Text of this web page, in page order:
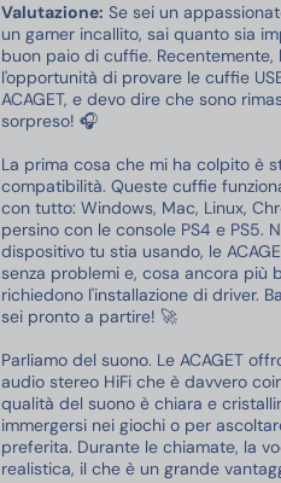
Valutazione: Se sei un
un gamer incallito, sai quanto sia
buon paio di cuffie. Recentemente,
l'opportunità di provare le cuffie
ACAGET, e devo dire che sono
sorpreso! 🎧
La prima cosa che mi ha colpito è
compatibilità. Queste cuffie
con tutto: Windows, Mac, Linux,
persino con le console PS4 e PS5.
dispositivo tu stia usando, le
senza problemi e, cosa ancora più
richiedono l'installazione di driver.
sei pronto a partire! 🚀
Parliamo del suono. Le ACAGET
audio stereo HiFi che è davvero
qualità del suono è chiara e
immergersi nei giochi o per
preferita. Durante le chiamate, la
realistica, il che è un grande